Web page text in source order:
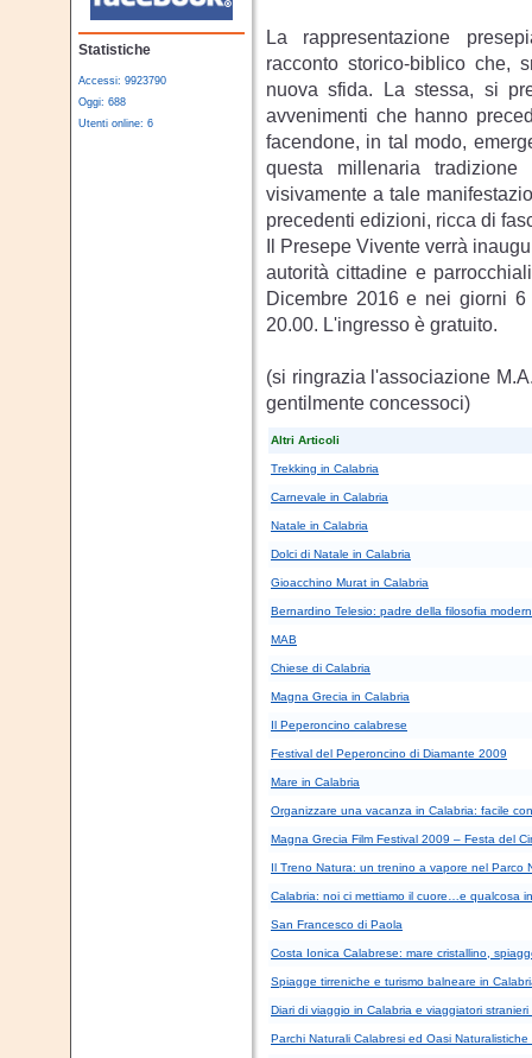
Statistiche
Accessi: 9923790
Oggi: 688
Utenti online: 6
La rappresentazione
racconto storico-biblico che,
nuova sfida. La stessa, si
avvenimenti che hanno
facendone, in tal modo,
questa millenaria
visivamente a tale
precedenti edizioni, ricca di
Il Presepe Vivente verrà
autorità cittadine e
Dicembre 2016 e nei giorni
20.00. L'ingresso è gratuito.
(si ringrazia l'associazione
gentilmente concessoci)
Altri Articoli
Trekking in Calabria
Carnevale in Calabria
Natale in Calabria
Dolci di Natale in Calabria
Gioacchino Murat in Calabria
Bernardino Telesio: padre della filosofia
MAB
Chiese di Calabria
Magna Grecia in Calabria
Il Peperoncino calabrese
Festival del Peperoncino di Diamante 2009
Mare in Calabria
Organizzare una vacanza in Calabria: facile
Magna Grecia Film Festival 2009 – Festa del
Il Treno Natura: un trenino a vapore nel Parco
Calabria: noi ci mettiamo il cuore…e qualcosa
San Francesco di Paola
Costa Ionica Calabrese: mare cristallino,
Spiagge tirreniche e turismo balneare in
Diari di viaggio in Calabria e viaggiatori
Parchi Naturali Calabresi ed Oasi Naturalistiche